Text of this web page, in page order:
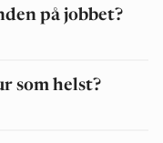
på jobbet?
som helst?